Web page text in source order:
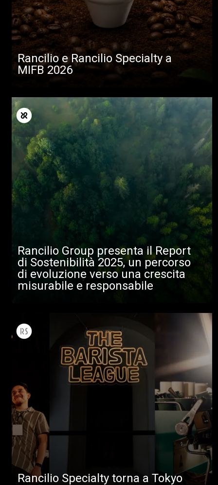
Rancilio e Rancilio Specialty a
MIFB 2026
Rancilio Group presenta il Report
di Sostenibilità 2025, un percorso
di evoluzione verso una crescita
misurabile e responsabile
Rancilio Specialty torna a Tokyo